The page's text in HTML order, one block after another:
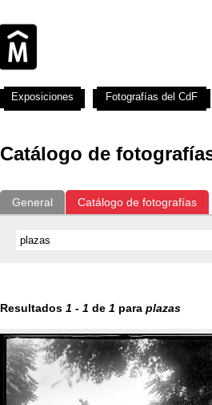
Catálogo de
General Catálogo de fotografías
Resultados 1 - 1 de 1 para plazas
Exposiciones Fotografías del CdF